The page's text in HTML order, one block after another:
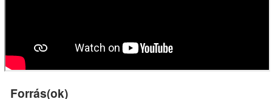
Forrás(ok)